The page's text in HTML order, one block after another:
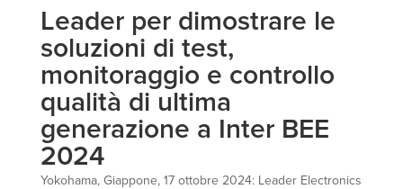
Leader per dimostrare le
soluzioni di test,
monitoraggio e controllo
qualità di ultima
generazione a Inter BEE
2024
Yokohama, Giappone, 17 ottobre 2024: Leader Electronics